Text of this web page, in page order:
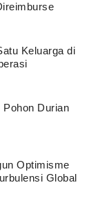
Keluarga di
Pohon Durian
Optimisme
Global